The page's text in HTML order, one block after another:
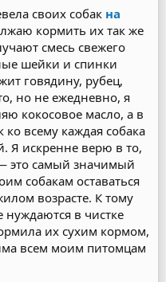
своих собак на
кормить их так же
смесь свежего
шейки и спинки
говядину, рубец,
но не ежедневно, я
кокосовое масло, а в
всему каждая собака
Я искренне верю в то,
это самый значимый
собакам оставаться
возрасте. К тому
нуждаются в чистке
их сухим кормом,
всем моим питомцам